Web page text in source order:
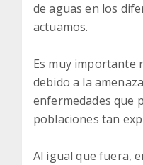
de aguas en los
actuamos.
Es muy importante
debido a la
enfermedades que
poblaciones tan
Al igual que fuera,